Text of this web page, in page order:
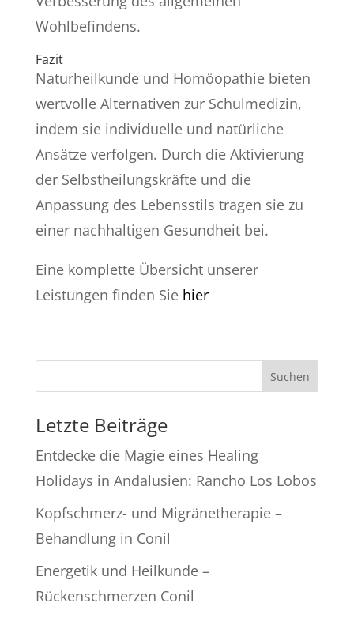
Wohlbefindens.
Fazit
Naturheilkunde und Homöopathie bieten
wertvolle Alternativen zur Schulmedizin,
indem sie individuelle und natürliche
Ansätze verfolgen. Durch die Aktivierung
der Selbstheilungskräfte und die
Anpassung des Lebensstils tragen sie zu
einer nachhaltigen Gesundheit bei.
Eine komplette Übersicht unserer
Leistungen finden Siehier
Suchen
Letzte Beiträge
Entdecke die Magie eines Healing
Holidays in Andalusien: Rancho Los Lobos
Kopfschmerz- und Migränetherapie –
Behandlung in Conil
Energetik und Heilkunde –
Rückenschmerzen Conil